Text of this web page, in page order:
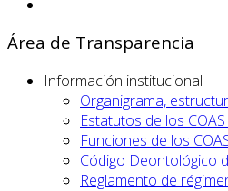
Área de Transparencia
Información institucional
Organigrama,
Estatutos de los COAS
Funciones de los
Código Deontológico
Reglamento de